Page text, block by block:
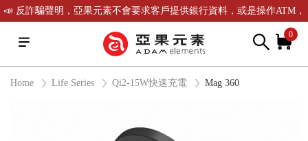
📣 反詐騙聲明，亞果元素不會要求客戶提供銀行資料，或是操作ATM，
可致電(02)-2738-9900聯繫我們或是165反詐騙電話查證！ 0
Home Life Series Qi2-15W快速充電 Mag 360